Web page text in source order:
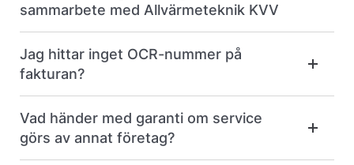
sammarbete med Allvärmeteknik KVV
Jag hittar inget OCR-nummer på
fakturan?
Vad händer med garanti om service
görs av annat företag?